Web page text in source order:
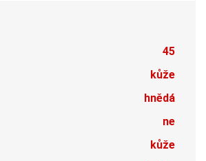
45
kůže
hnědá
ne
kůže